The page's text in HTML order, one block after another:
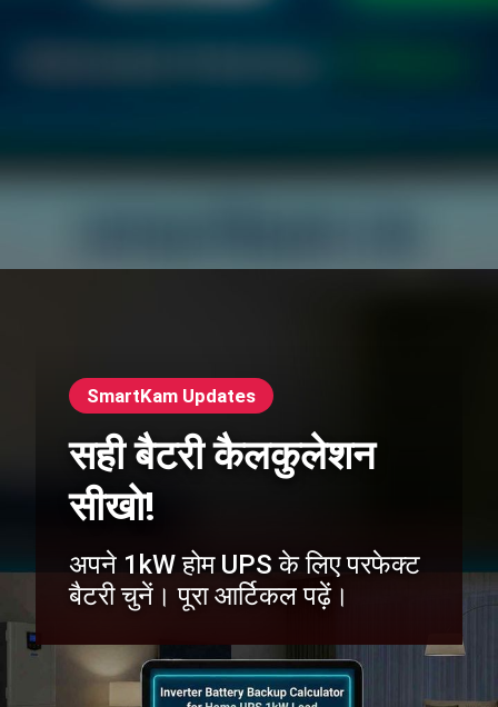
SmartKam Updates
सही बैटरी कैलकुलेशन
सीखो!
अपने 1kW होम UPS के लिए परफेक्ट
बैटरी चुनें। पूरा आर्टिकल पढ़ें।